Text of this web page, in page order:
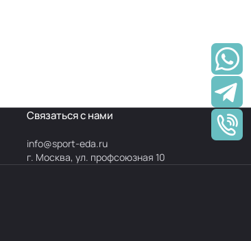
Связаться с нами
info@sport-eda.ru
г. Москва, ул. профсоюзная 10